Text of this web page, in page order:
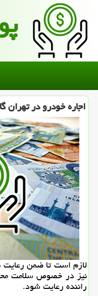
اجاره خودرو در
لازم است تا ضمن رعایت
نیز در خصوص سلامت
راننده رعایت شود.